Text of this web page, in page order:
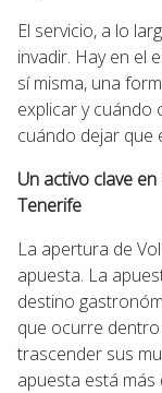
El servicio, a lo
invadir. Hay en el
sí misma, una
explicar y cuándo
cuándo dejar que
Un activo clave
Tenerife
La apertura de
apuesta. La
destino
que ocurre
trascender sus
apuesta está más